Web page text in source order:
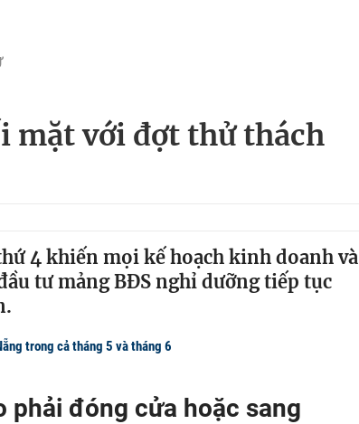
mặt với đợt thử thách
4 khiến mọi kế hoạch kinh doanh và
tư mảng BĐS nghỉ dưỡng tiếp tục
trong cả tháng 5 và tháng 6
phải đóng cửa hoặc sang